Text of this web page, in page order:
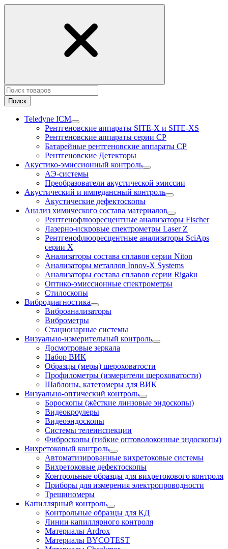
Поиск
Teledyne ICM
Рентгеновские аппараты SITE-X и SITE-XS
Рентгеновские аппараты серии CP
Батарейные рентгеновские аппараты CP
Рентгеновские Детекторы
Акустико-эмисcионный контроль
АЭ-системы
Преобразователи акустической эмиссии
Акустический и импедансный контроль
Акустические дефектоскопы
Анализ химического состава материалов
Рентгенофлюоресцентные анализаторы Fischer
Лазерно-искровые спектрометры Laser Z
Рентгенофлюоресцентные анализаторы SciAps
серии Х
Анализаторы состава сплавов серии Niton
Анализаторы металлов Innov-X Systems
Анализаторы состава сплавов серии Rigaku
Оптико-эмиссионные спектрометры
Стилоскопы
Вибродиагностика
Виброанализаторы
Виброметры
Стационарные системы
Визуально-измерительный контроль
Досмотровые зеркала
Набор ВИК
Образцы (меры) шероховатости
Профилометры (измерители шероховатости)
Шаблоны, катетомеры для ВИК
Визуально-оптический контроль
Бороскопы (жёсткие линзовые эндоскопы)
Видеокроулеры
Видеоэндоскопы
Системы телеинспекции
Фиброскопы (гибкие оптоволоконные эндоскопы)
Вихретоковый контроль
Автоматизированные вихретоковые системы
Вихретоковые дефектоскопы
Контрольные образцы для вихретокового контроля
Приборы для измерения электропроводности
Трещиномеры
Капиллярный контроль
Контрольные образцы для КД
Линии капиллярного контроля
Материалы Ardrox
Материалы BYCOTEST